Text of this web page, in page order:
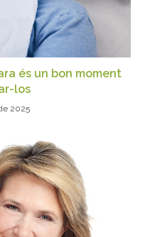
és un bon moment
los
2025